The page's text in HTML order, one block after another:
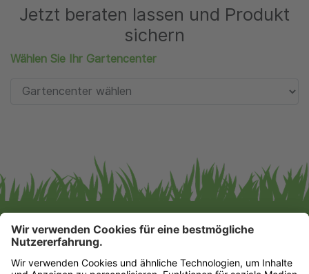
Jetzt beraten lassen und Produkt
sichern
Wählen Sie Ihr Gartencenter
Gartencenter Augsburg GmbH & Co. KG
Impressum|Datenschutz